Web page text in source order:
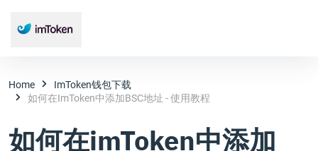
Home
ImToken钱包下载
如何在imToken中添加BSC地址 - 使用教程
如何在imToken中添加